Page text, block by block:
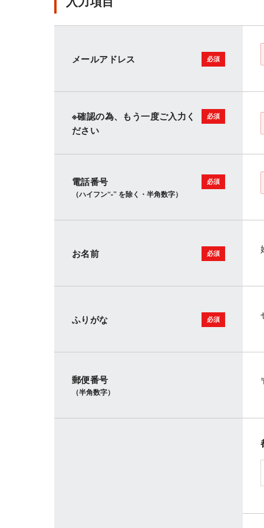
メールアドレス
※確認の為、もう一度ご入力く
ださい
電話番号
（ハイフン“-” を除く・半角数字）
お名前
ふりがな
郵便番号
（半角数字）